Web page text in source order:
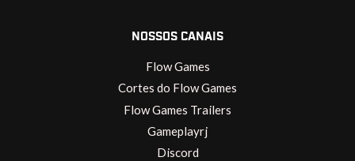
NOSSOS CANAIS
Flow Games
Cortes do Flow Games
Flow Games Trailers
Gameplayrj
Discord